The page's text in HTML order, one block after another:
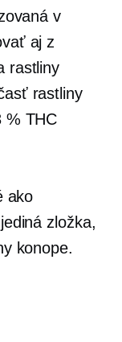
v
aj z
rastliny
rastliny
% THC
ako
zložka,
konope.